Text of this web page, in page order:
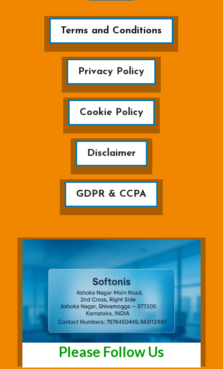
Terms and Conditions
Privacy Policy
Cookie Policy
Disclaimer
GDPR & CCPA
Please Follow Us